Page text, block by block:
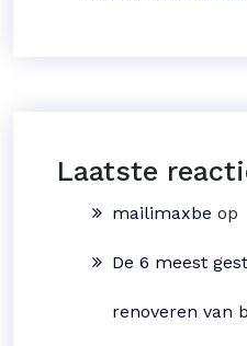
Laatste
mailimaxbe op
De 6 meest
renoveren van